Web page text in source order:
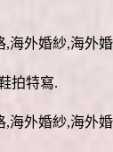
拍特寫.